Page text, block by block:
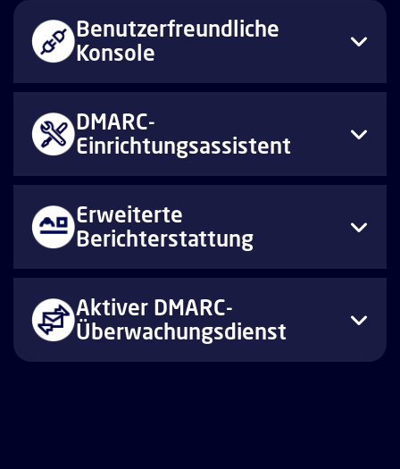
Benutzerfreundliche
Konsole
DMARC-
Einrichtungsassistent
Erweiterte
Berichterstattung
Aktiver DMARC-
Überwachungsdienst